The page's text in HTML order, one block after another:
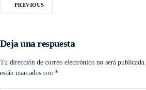
PREVIOUS
Deja una respuesta
Tu dirección de correo electrónico no será publicada.
están marcados con *